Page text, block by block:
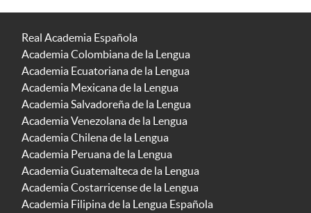
Real Academia Española
Academia Colombiana de la Lengua
Academia Ecuatoriana de la Lengua
Academia Mexicana de la Lengua
Academia Salvadoreña de la Lengua
Academia Venezolana de la Lengua
Academia Chilena de la Lengua
Academia Peruana de la Lengua
Academia Guatemalteca de la Lengua
Academia Costarricense de la Lengua
Academia Filipina de la Lengua Española